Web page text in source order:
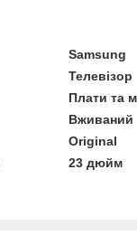
Samsung
Телевізор
Плати та
Вживаний
Original
23 дюйм